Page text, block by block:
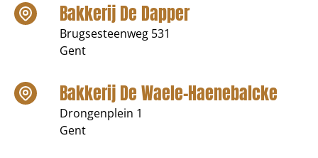
Bakkerij De Dapper
Brugsesteenweg 531
Gent
Bakkerij De Waele-Haenebalcke
Drongenplein 1
Gent